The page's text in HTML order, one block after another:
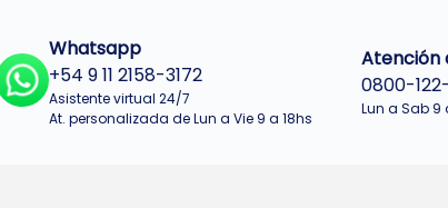
Whatsapp
+54 9 11 2158-3172
Asistente virtual 24/7
At. personalizada de Lun a Vie 9 a 18hs
Atención
0800-
Lun a Sab 9